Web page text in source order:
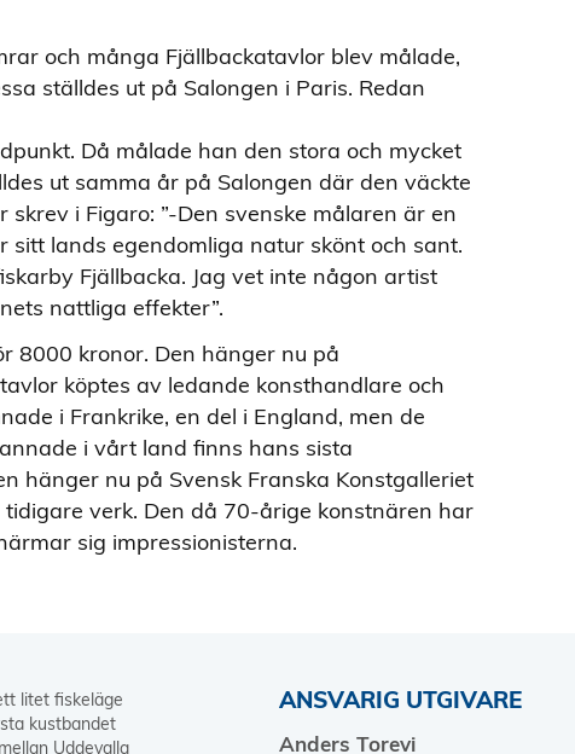
och många Fjällbackatavlor blev målade,
ställdes ut på Salongen i Paris. Redan
Då målade han den stora och mycket
ut samma år på Salongen där den väckte
i Figaro: ”-Den svenske målaren är en
lands egendomliga natur skönt och sant.
Fjällbacka. Jag vet inte någon artist
nattliga effekter”.
8000 kronor. Den hänger nu på
köptes av ledande konsthandlare och
i Frankrike, en del i England, men de
i vårt land finns hans sista
hänger nu på Svensk Franska Konstgalleriet
verk. Den då 70-årige konstnären har
sig impressionisterna.
litet fiskeläge
kustbandet
Uddevalla
ANSVARIG UTGIVARE
Anders Torevi